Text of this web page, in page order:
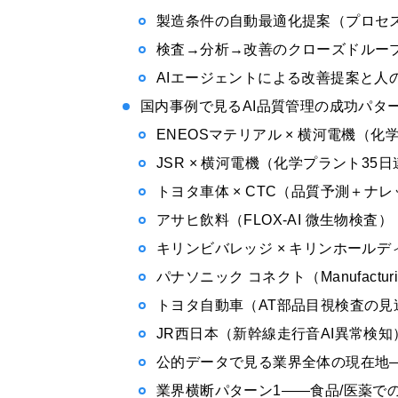
製造条件の自動最適化提案（プロセ
検査→分析→改善のクローズドルー
AIエージェントによる改善提案と人
国内事例で見るAI品質管理の成功パタ
ENEOSマテリアル × 横河電機（化
JSR × 横河電機（化学プラント35日
トヨタ車体 × CTC（品質予測＋ナ
アサヒ飲料（FLOX-AI 微生物検査）
キリンビバレッジ × キリンホール
パナソニック コネクト（
トヨタ自動車（AT部品目視検査の
JR西日本（新幹線走行音AI異常検知
公的データで見る業界全体の現在
業界横断パターン1——食品/医薬で